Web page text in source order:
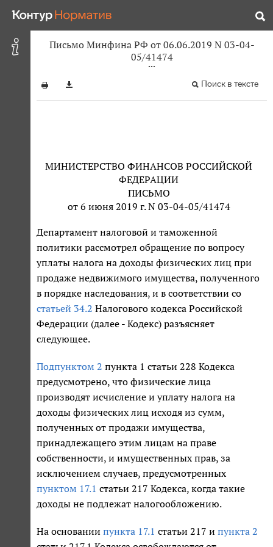
Письмо Минфина РФ от 06.06.2019 N 03-04-
05/41474
Поиск в тексте
МИНИСТЕРСТВО ФИНАНСОВ РОССИЙСКОЙ
ФЕДЕРАЦИИ
ПИСЬМО
от 6 июня 2019 г. N 03-04-05/41474
Департамент налоговой и таможенной
политики рассмотрел обращение по вопросу
уплаты налога на доходы физических лиц при
продаже недвижимого имущества, полученного
в порядке наследования, и в соответствии со
статьей 34.2 Налогового кодекса Российской
Федерации (далее - Кодекс) разъясняет
следующее.
Подпунктом 2 пункта 1 статьи 228 Кодекса
предусмотрено, что физические лица
производят исчисление и уплату налога на
доходы физических лиц исходя из сумм,
полученных от продажи имущества,
принадлежащего этим лицам на праве
собственности, и имущественных прав, за
исключением случаев, предусмотренных
пунктом 17.1 статьи 217 Кодекса, когда такие
доходы не подлежат налогообложению.
На основании пункта 17.1 статьи 217 и пункта 2